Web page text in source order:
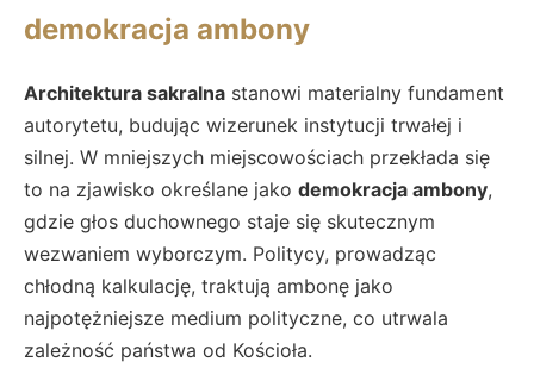
demokracja ambony
Architektura sakralna stanowi materialny fundament
autorytetu, budując wizerunek instytucji trwałej i
silnej. W mniejszych miejscowościach przekłada się
to na zjawisko określane jako demokracja ambony,
gdzie głos duchownego staje się skutecznym
wezwaniem wyborczym. Politycy, prowadząc
chłodną kalkulację, traktują ambonę jako
najpotężniejsze medium polityczne, co utrwala
zależność państwa od Kościoła.